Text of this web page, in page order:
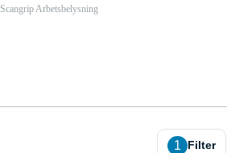
Scangrip Arbetsbelysning
1 Filter